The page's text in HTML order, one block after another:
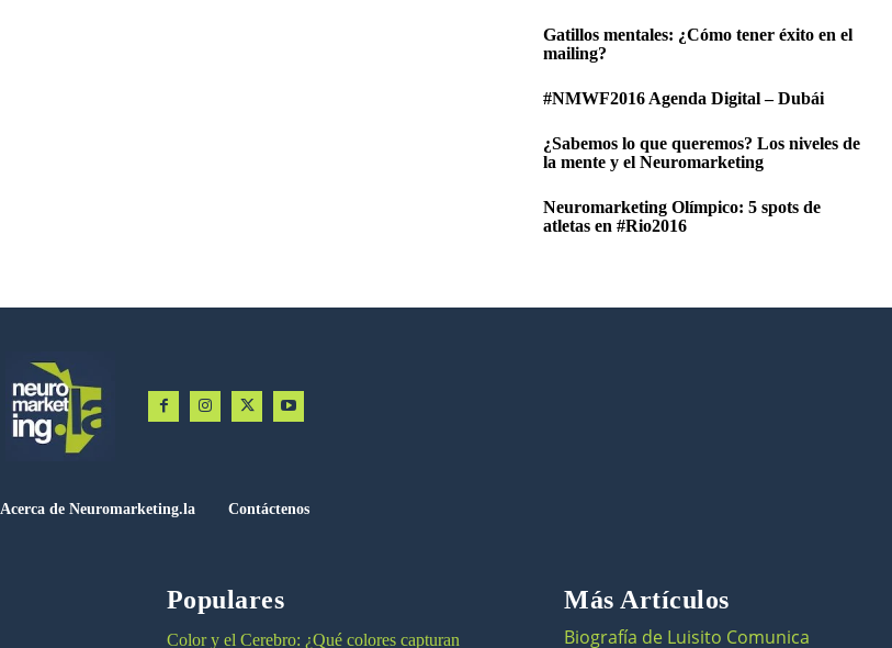
Gatillos mentales: ¿Cómo tener éxito en el
mailing?
#NMWF2016 Agenda Digital – Dubái
¿Sabemos lo que queremos? Los niveles de
la mente y el Neuromarketing
Neuromarketing Olímpico: 5 spots de
atletas en #Rio2016
Acerca de Neuromarketing.la Contáctenos
Populares
Color y el Cerebro: ¿Qué colores capturan
Más Artículos
Biografía de Luisito Comunica